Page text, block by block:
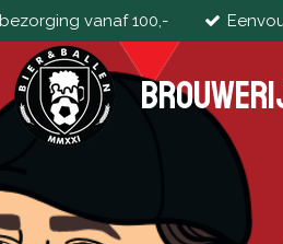
vanaf 100,-